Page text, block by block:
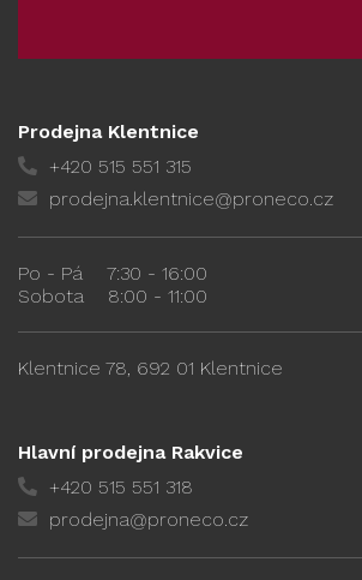
Prodejna Klentnice
+420 515 551 315
prodejna.klentnice@proneco.cz
Po - Pá
7:30 - 16:00
Sobota
8:00 - 11:00
Klentnice 78, 692 01 Klentnice
Hlavní prodejna Rakvice
+420 515 551 318
prodejna@proneco.cz